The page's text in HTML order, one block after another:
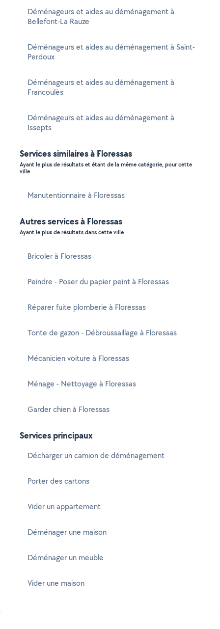
Déménageurs et aides au déménagement à
Bellefont-La Rauze
Déménageurs et aides au déménagement à Saint-
Perdoux
Déménageurs et aides au déménagement à
Francoulès
Déménageurs et aides au déménagement à
Issepts
Services similaires à Floressas
Ayant le plus de résultats et étant de la même catégorie, pour cette
ville
Manutentionnaire à Floressas
Autres services à Floressas
Ayant le plus de résultats dans cette ville
Bricoler à Floressas
Peindre - Poser du papier peint à Floressas
Réparer fuite plomberie à Floressas
Tonte de gazon - Débroussaillage à Floressas
Mécanicien voiture à Floressas
Ménage - Nettoyage à Floressas
Garder chien à Floressas
Services principaux
Décharger un camion de déménagement
Porter des cartons
Vider un appartement
Déménager une maison
Déménager un meuble
Vider une maison